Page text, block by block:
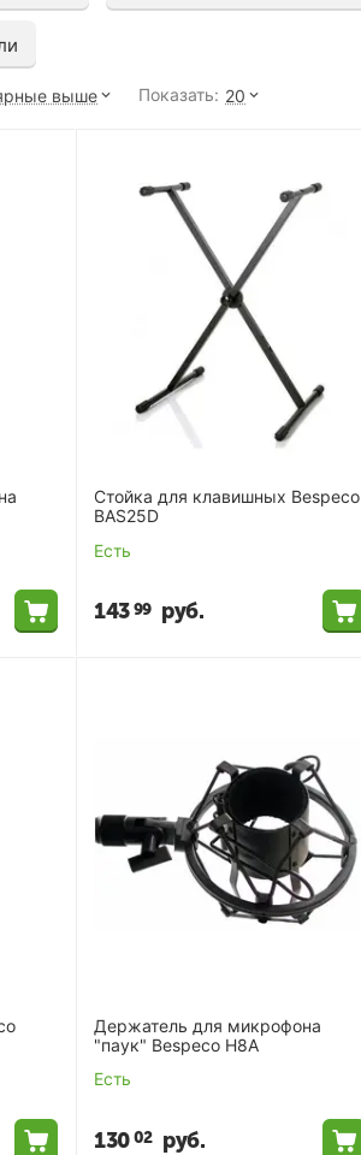
выше Показать: 20
Стойка для клавишных Bespeco
BAS25D
Есть
14399 руб.
Держатель для микрофона
"паук" Bespeco H8A
Есть
13002 руб.